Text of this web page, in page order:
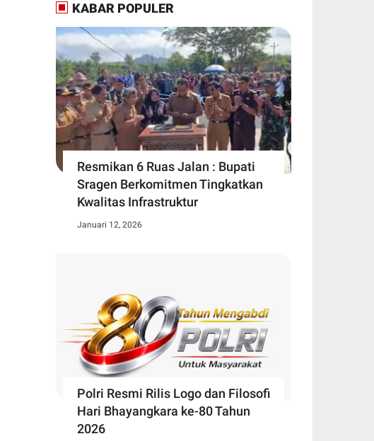
KABAR POPULER
Resmikan 6 Ruas Jalan : Bupati
Sragen Berkomitmen Tingkatkan
Kwalitas Infrastruktur
Januari 12, 2026
Polri Resmi Rilis Logo dan Filosofi
Hari Bhayangkara ke-80 Tahun
2026